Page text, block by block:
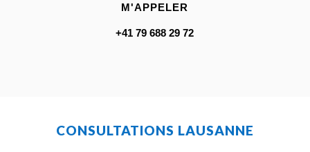
M'APPELER
+41 79 688 29 72
CONSULTATIONS LAUSANNE